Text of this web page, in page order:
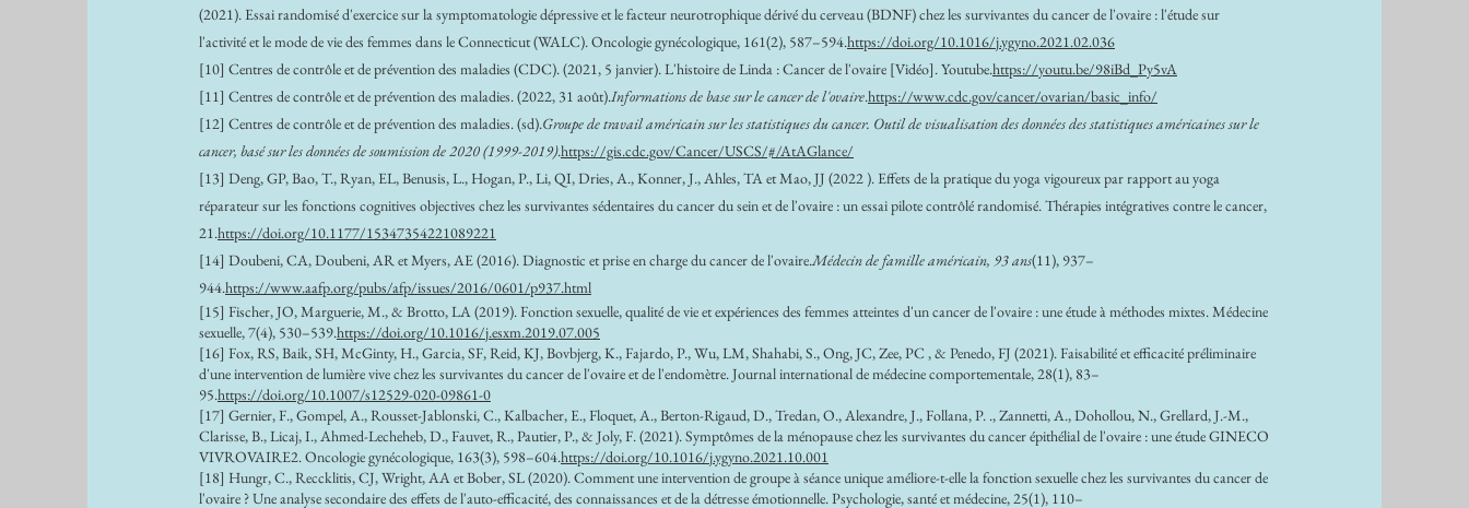
(2021). Essai randomisé d'exercice sur la symptomatologie dépressive et le facteur neurotrophique dérivé du cerveau (BDNF) chez les survivantes du cancer de l'ovaire : l'étude sur
l'activité et le mode de vie des femmes dans le Connecticut (WALC). Oncologie gynécologique, 161(2), 587–594.https://doi.org/10.1016/j.ygyno.2021.02.036
[10] Centres de contrôle et de prévention des maladies (CDC). (2021, 5 janvier). L'histoire de Linda : Cancer de l'ovaire [Vidéo]. Youtube.https://youtu.be/98iBd_Py5vA
[11] Centres de contrôle et de prévention des maladies. (2022, 31 août).Informations de base sur le cancer de l'ovaire.https://www.cdc.gov/cancer/ovarian/basic_info/
[12] Centres de contrôle et de prévention des maladies. (sd).Groupe de travail américain sur les statistiques du cancer. Outil de visualisation des données des statistiques américaines sur le
cancer, basé sur les données de soumission de 2020 (1999-2019).https://gis.cdc.gov/Cancer/USCS/#/AtAGlance/
[13] Deng, GP, Bao, T., Ryan, EL, Benusis, L., Hogan, P., Li, QI, Dries, A., Konner, J., Ahles, TA et Mao, JJ (2022 ). Effets de la pratique du yoga vigoureux par rapport au yoga
réparateur sur les fonctions cognitives objectives chez les survivantes sédentaires du cancer du sein et de l'ovaire : un essai pilote contrôlé randomisé. Thérapies intégratives contre le cancer,
21.https://doi.org/10.1177/15347354221089221
[14] Doubeni, CA, Doubeni, AR et Myers, AE (2016). Diagnostic et prise en charge du cancer de l'ovaire.Médecin de famille américain, 93 ans(11), 937–
944.https://www.aafp.org/pubs/afp/issues/2016/0601/p937.html
[15] Fischer, JO, Marguerie, M., & Brotto, LA (2019). Fonction sexuelle, qualité de vie et expériences des femmes atteintes d'un cancer de l'ovaire : une étude à méthodes mixtes. Médecine
sexuelle, 7(4), 530–539.https://doi.org/10.1016/j.esxm.2019.07.005
[16] Fox, RS, Baik, SH, McGinty, H., Garcia, SF, Reid, KJ, Bovbjerg, K., Fajardo, P., Wu, LM, Shahabi, S., Ong, JC, Zee, PC , & Penedo, FJ (2021). Faisabilité et efficacité préliminaire
d'une intervention de lumière vive chez les survivantes du cancer de l'ovaire et de l'endomètre. Journal international de médecine comportementale, 28(1), 83–
95.https://doi.org/10.1007/s12529-020-09861-0
[17] Gernier, F., Gompel, A., Rousset-Jablonski, C., Kalbacher, E., Floquet, A., Berton-Rigaud, D., Tredan, O., Alexandre, J., Follana, P. ., Zannetti, A., Dohollou, N., Grellard, J.-M.,
Clarisse, B., Licaj, I., Ahmed-Lecheheb, D., Fauvet, R., Pautier, P., & Joly, F. (2021). Symptômes de la ménopause chez les survivantes du cancer épithélial de l'ovaire : une étude GINECO
VIVROVAIRE2. Oncologie gynécologique, 163(3), 598–604.https://doi.org/10.1016/j.ygyno.2021.10.001
[18] Hungr, C., Reccklitis, CJ, Wright, AA et Bober, SL (2020). Comment une intervention de groupe à séance unique améliore-t-elle la fonction sexuelle chez les survivantes du cancer de
l'ovaire ? Une analyse secondaire des effets de l'auto-efficacité, des connaissances et de la détresse émotionnelle. Psychologie, santé et médecine, 25(1), 110–